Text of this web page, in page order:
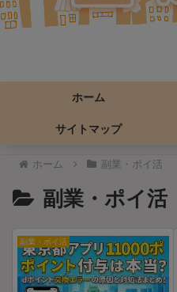
ホーム
サイトマップ
ホーム 副業・ポイ活
副業・ポイ活
副業・ポイ活